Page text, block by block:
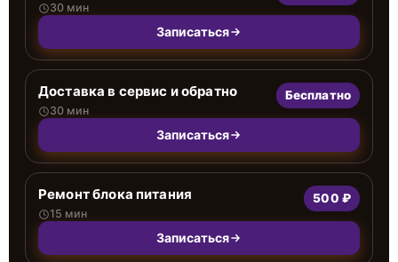
30 мин
Записаться
Доставка в сервис и обратно
30 мин
Бесплатно
Записаться
Ремонт блока питания
15 мин
500 ₽
Записаться